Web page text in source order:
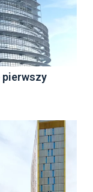
pierwszy